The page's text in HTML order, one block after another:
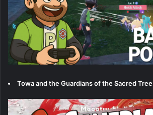
Towa and the Guardians of the Sacred Tree